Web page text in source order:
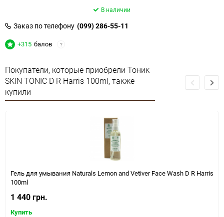
В наличии
Заказ по телефону (099) 286-55-11
+315 балов ?
Покупатели, которые приобрели Тоник
SKIN TONIC D R Harris 100ml, также
купили
Гель для умывания Naturals Lemon and Vetiver Face Wash D R Harris
100ml
1 440 грн.
Купить